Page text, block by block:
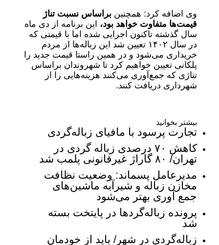
وی اضافه کرد: همچنین براساس نسبت تناژ
قیمت‌ها متفاوت خواهد بود،
این برنامه از دی ماه
سال گذشته تاکنون اجرایی شده اما با قیمتی که
در سال ۱۴۰۲ تعیین شد این زباله‌ها از مردم
خریداری می‌شود و در همین راستا قیمت جدید را
پلکانی تعیین خواهیم کرد تا شهروندان براساس
تناژی که جمع‌آوری می‌کنند هزینه‌هایی را از
شهرداری دریافت کنند.
بیشتر بخوانید
تجارت پرسود با مافیای زباله‌گردی
کاهش ۷۰ درصدی زباله گردی در
تهران/ ۸۰ گاراژ غیرقانونی پلمب شد
مدیرعامل پسماند: وضعیت نظافت
مخازن زباله و شیرآبه ماشین‌های
جمع آوری بهتر می‌شود
پرونده زباله‌گردها در پایتخت بسته
شد
زباله‌گردی در شهر/ باید از خودمان